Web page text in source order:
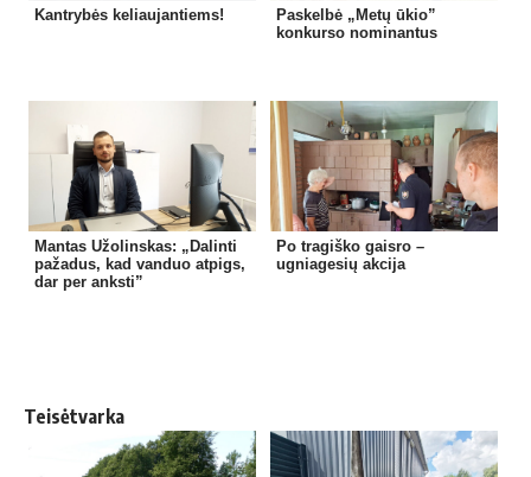
Kantrybės keliaujantiems!
Paskelbė „Metų ūkio”
konkurso nominantus
Mantas Užolinskas: „Dalinti
pažadus, kad vanduo atpigs,
dar per anksti”
Po tragiško gaisro –
ugniagesių akcija
Teisėtvarka